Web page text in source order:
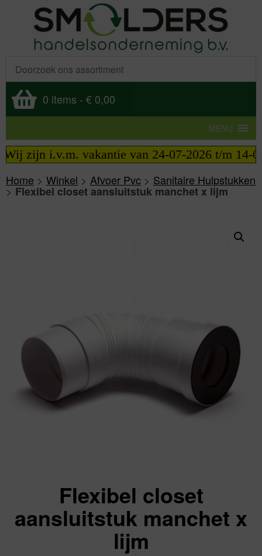
0 items - € 0,00
MENU
i.v.m. vakantie van 24-07-2026 t/m 14-08-
Home > Winkel > Afvoer Pvc > Sanitaire Hulpstukken
>Flexibel closet aansluitstuk manchet x lijm
Flexibel closet
aansluitstuk manchet x
lijm